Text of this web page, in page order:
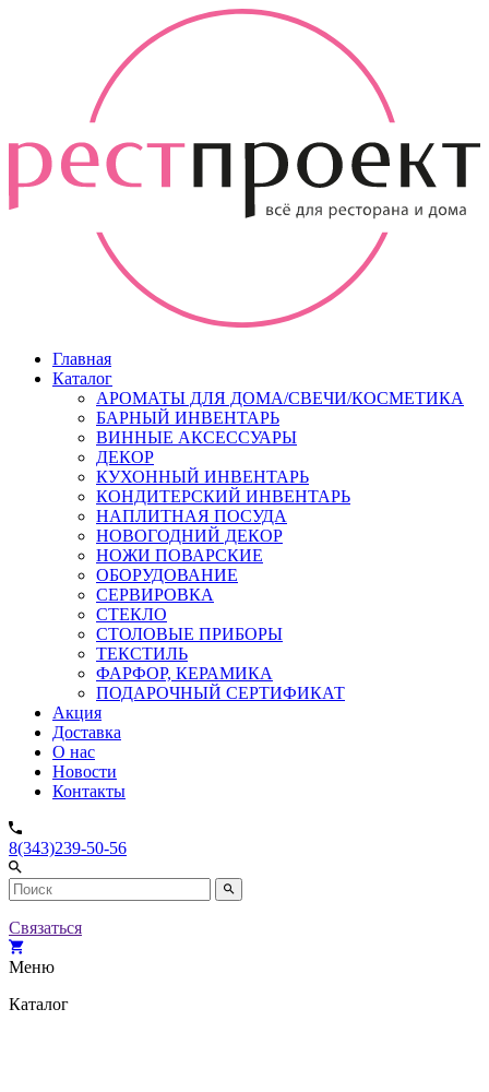
Главная
Каталог
АРОМАТЫ ДЛЯ ДОМА/СВЕЧИ/КОСМЕТИКА
БАРНЫЙ ИНВЕНТАРЬ
ВИННЫЕ АКСЕССУАРЫ
ДЕКОР
КУХОННЫЙ ИНВЕНТАРЬ
КОНДИТЕРСКИЙ ИНВЕНТАРЬ
НАПЛИТНАЯ ПОСУДА
НОВОГОДНИЙ ДЕКОР
НОЖИ ПОВАРСКИЕ
ОБОРУДОВАНИЕ
СЕРВИРОВКА
СТЕКЛО
СТОЛОВЫЕ ПРИБОРЫ
ТЕКСТИЛЬ
ФАРФОР, КЕРАМИКА
ПОДАРОЧНЫЙ СЕРТИФИКАТ
Акция
Доставка
О нас
Новости
Контакты
8(343)239-50-56
Связаться
Меню
Каталог